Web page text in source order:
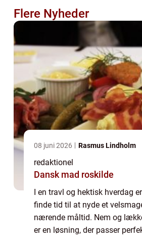
Flere Nyheder
08 juni 2026 Rasmus Lindholm
redaktionel
Dansk mad roskilde
I en travl og hektisk hverdag
finde tid til at nyde et
nærende måltid. Nem og
er en løsning, der passer